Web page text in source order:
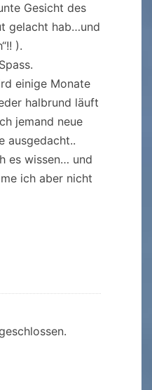
Gesicht des
gelacht hab…und
).
einige Monate
halbrund läuft
jemand neue
ausgedacht..
es wissen… und
ich aber nicht